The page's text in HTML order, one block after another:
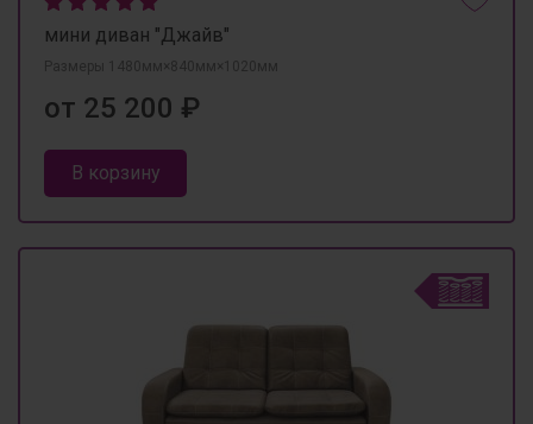
мини диван "Джайв"
Размеры 1480мм×840мм×1020мм
от 25 200 ₽
В корзину